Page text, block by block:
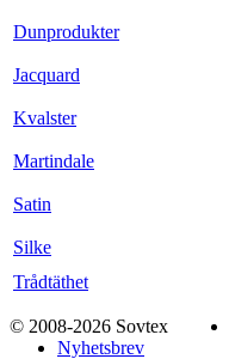
Dunprodukter
Jacquard
Kvalster
Martindale
Satin
Silke
Trådtäthet
© 2008-2026 Sovtex
Nyhetsbrev